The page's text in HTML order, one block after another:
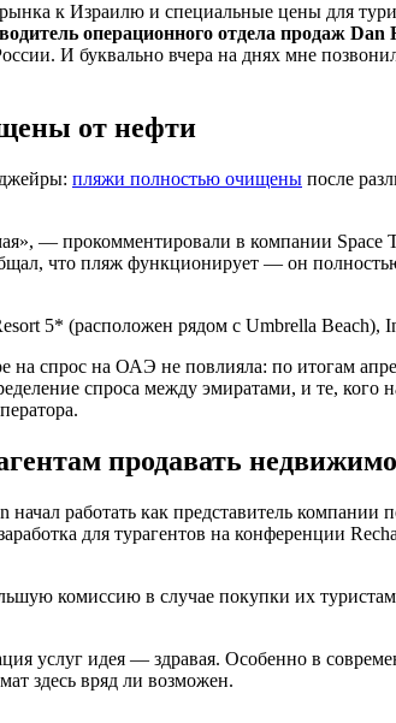
к Израилю и специальные цены для
операционного отдела продаж
И буквально вчера на днях мне
от нефти
пляжи полностью очищены после
— прокомментировали в компании
что пляж функционирует — он
5* (расположен рядом с Umbrella Beach),
спрос на ОАЭ не повлияла: по итогам
спроса между эмиратами, и те,
продавать
работать как представитель
для турагентов на конференции
комиссию в случае покупки их
услуг идея — здравая. Особенно в
здесь вряд ли возможен.